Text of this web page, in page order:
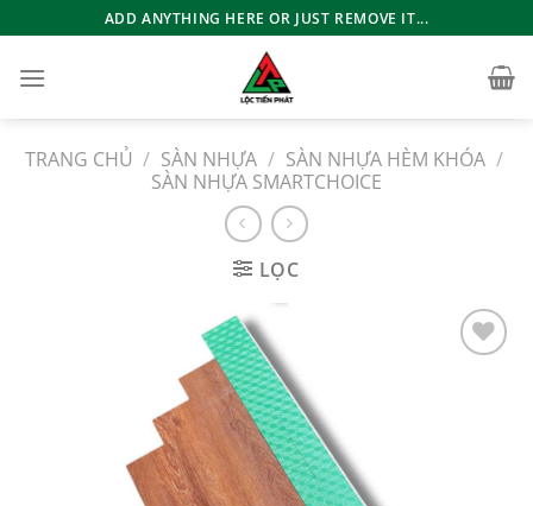
qua
nội
ADD ANYTHING HERE OR JUST REMOVE IT...
TRANG CHỦ / SÀN NHỰA / SÀN NHỰA HÈM KHÓA /
SÀN NHỰA SMARTCHOICE
LỌC